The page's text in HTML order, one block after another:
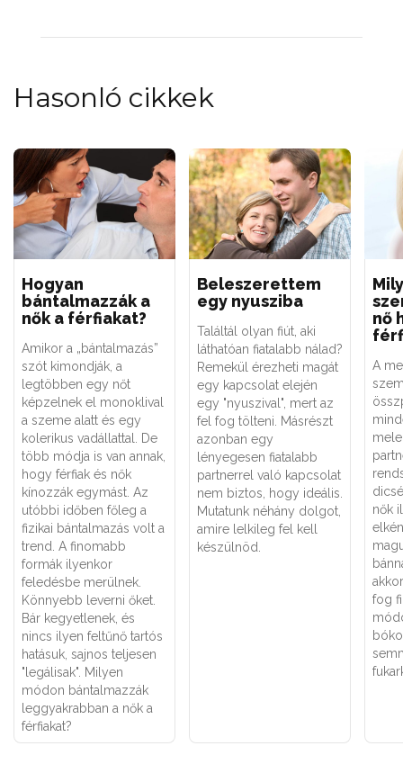
Hasonló cikkek
Hogyan
bántalmazzák a
nők a férfiakat?
Amikor a „bántalmazás”
szót kimondják, a
legtöbben egy nőt
képzelnek el monoklival
a szeme alatt és egy
kolerikus vadállattal. De
több módja is van annak,
hogy férfiak és nők
kínozzák egymást. Az
utóbbi időben főleg a
fizikai bántalmazás volt a
trend. A finomabb
formák ilyenkor
feledésbe merülnek.
Könnyebb leverni őket.
Bár kegyetlenek, és
nincs ilyen feltűnő tartós
hatásuk, sajnos teljesen
"legálisak". Milyen
módon bántalmazzák
leggyakrabban a nők a
férfiakat?
Beleszerettem
egy nyusziba
Találtál olyan fiút, aki
láthatóan fiatalabb nálad?
Remekül érezheti magát
egy kapcsolat elején
egy "nyuszival", mert az
fel fog tölteni. Másrészt
azonban egy
lényegesen fiatalabb
partnerrel való kapcsolat
nem biztos, hogy ideális.
Mutatunk néhány dolgot,
amire lelkileg fel kell
készülnöd.
nő
A
nők
fog